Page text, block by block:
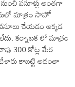
వ‌సూళ్లు అంత‌గా
మాత్రం సాహో
చేయ‌డం అక్క‌డ
క‌ర్నాట‌క లో మాత్రం
300 కోట్ల మేర
చేశారు కాబ‌ట్టి అదంతా